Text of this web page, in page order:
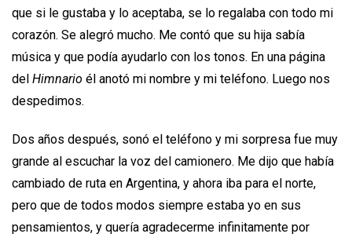
que si le gustaba y lo aceptaba, se lo regalaba con todo mi
corazón. Se alegró mucho. Me contó que su hija sabía
música y que podía ayudarlo con los tonos. En una página
del Himnario él anotó mi nombre y mi teléfono. Luego nos
despedimos.
Dos años después, sonó el teléfono y mi sorpresa fue muy
grande al escuchar la voz del camionero. Me dijo que había
cambiado de ruta en Argentina, y ahora iba para el norte,
pero que de todos modos siempre estaba yo en sus
pensamientos, y quería agradecerme infinitamente por